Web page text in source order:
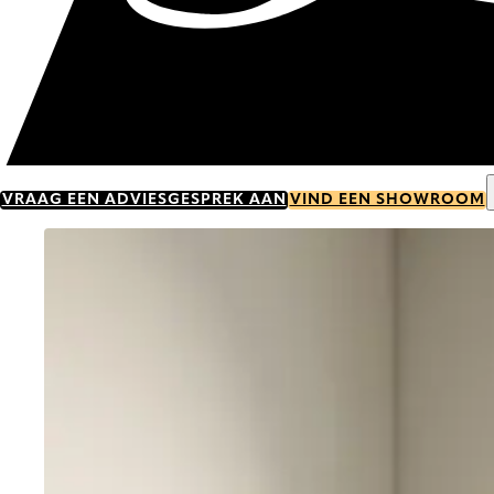
VRAAG EEN ADVIESGESPREK AAN VIND EEN SHOWROOM
Go to item 0